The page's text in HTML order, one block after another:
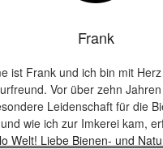
Frank
ist Frank und ich bin mit
Vor über zehn
Leidenschaft für die
wie ich zur Imkerei kam,
Welt! Liebe Bienen- und